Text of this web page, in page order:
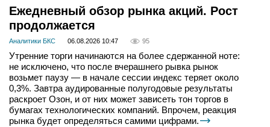
Ежедневный обзор рынка акций. Рост
продолжается
Аналитики БКС 06.08.2026 10:47 95
Утренние торги начинаются на более сдержанной ноте:
не исключено, что после вчерашнего рывка рынок
возьмет паузу — в начале сессии индекс теряет около
0,3%. Завтра аудированные полугодовые результаты
раскроет Озон, и от них может зависеть тон торгов в
бумагах технологических компаний. Впрочем, реакция
рынка будет определяться самими цифрами.